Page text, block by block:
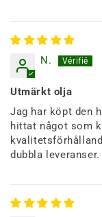
N.
Utmärkt olja
Jag har köpt den
hittat något som
dubbla